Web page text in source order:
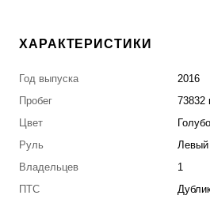
ХАРАКТЕРИСТИКИ
Год выпуска
2016
Пробег
73832
Цвет
Руль
Левый
Владельцев
1
ПТС